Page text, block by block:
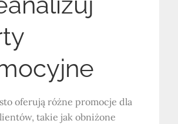
oferują różne promocje dla
takie jak obniżone